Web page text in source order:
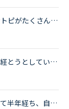
フリートークで何話していますか？同じようなトピがたくさんあるのは承知していますが、だんだん何を話して良いのか分からなくなってきたので質問させてください。いろいろ自分で試したり、ここのトピックをみた...
トーキング上達のためにNCに入会し、1か月が経とうとしているのですが、時々講師の方に「あなたにはこのレベル？は簡単すぎる。もう少し長い文章を話せるようなレッスンを受けて見た方がいい」というような旨の声...
勉強方法について。ネイティブキャンプを始めて半年経ち、自分の話しやすい話題やある程度必要とされる会話は出来るようになりました。日本人講師を含め数人の先生からは君のスキルはgood enough、じゅうぶんコミ...